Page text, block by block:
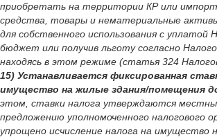
приобретать на территории КР или
средства, товары и нематериальные
для собственного использования с
бюджет или получив льготу согласно
находясь в этом режиме (статья 324
15) Устанавливается фиксированная
имущество на жилые здания/помещения
этом, ставки налога утверждаются
предложению уполномоченного налогового
упрощено исчисление налога на имущество